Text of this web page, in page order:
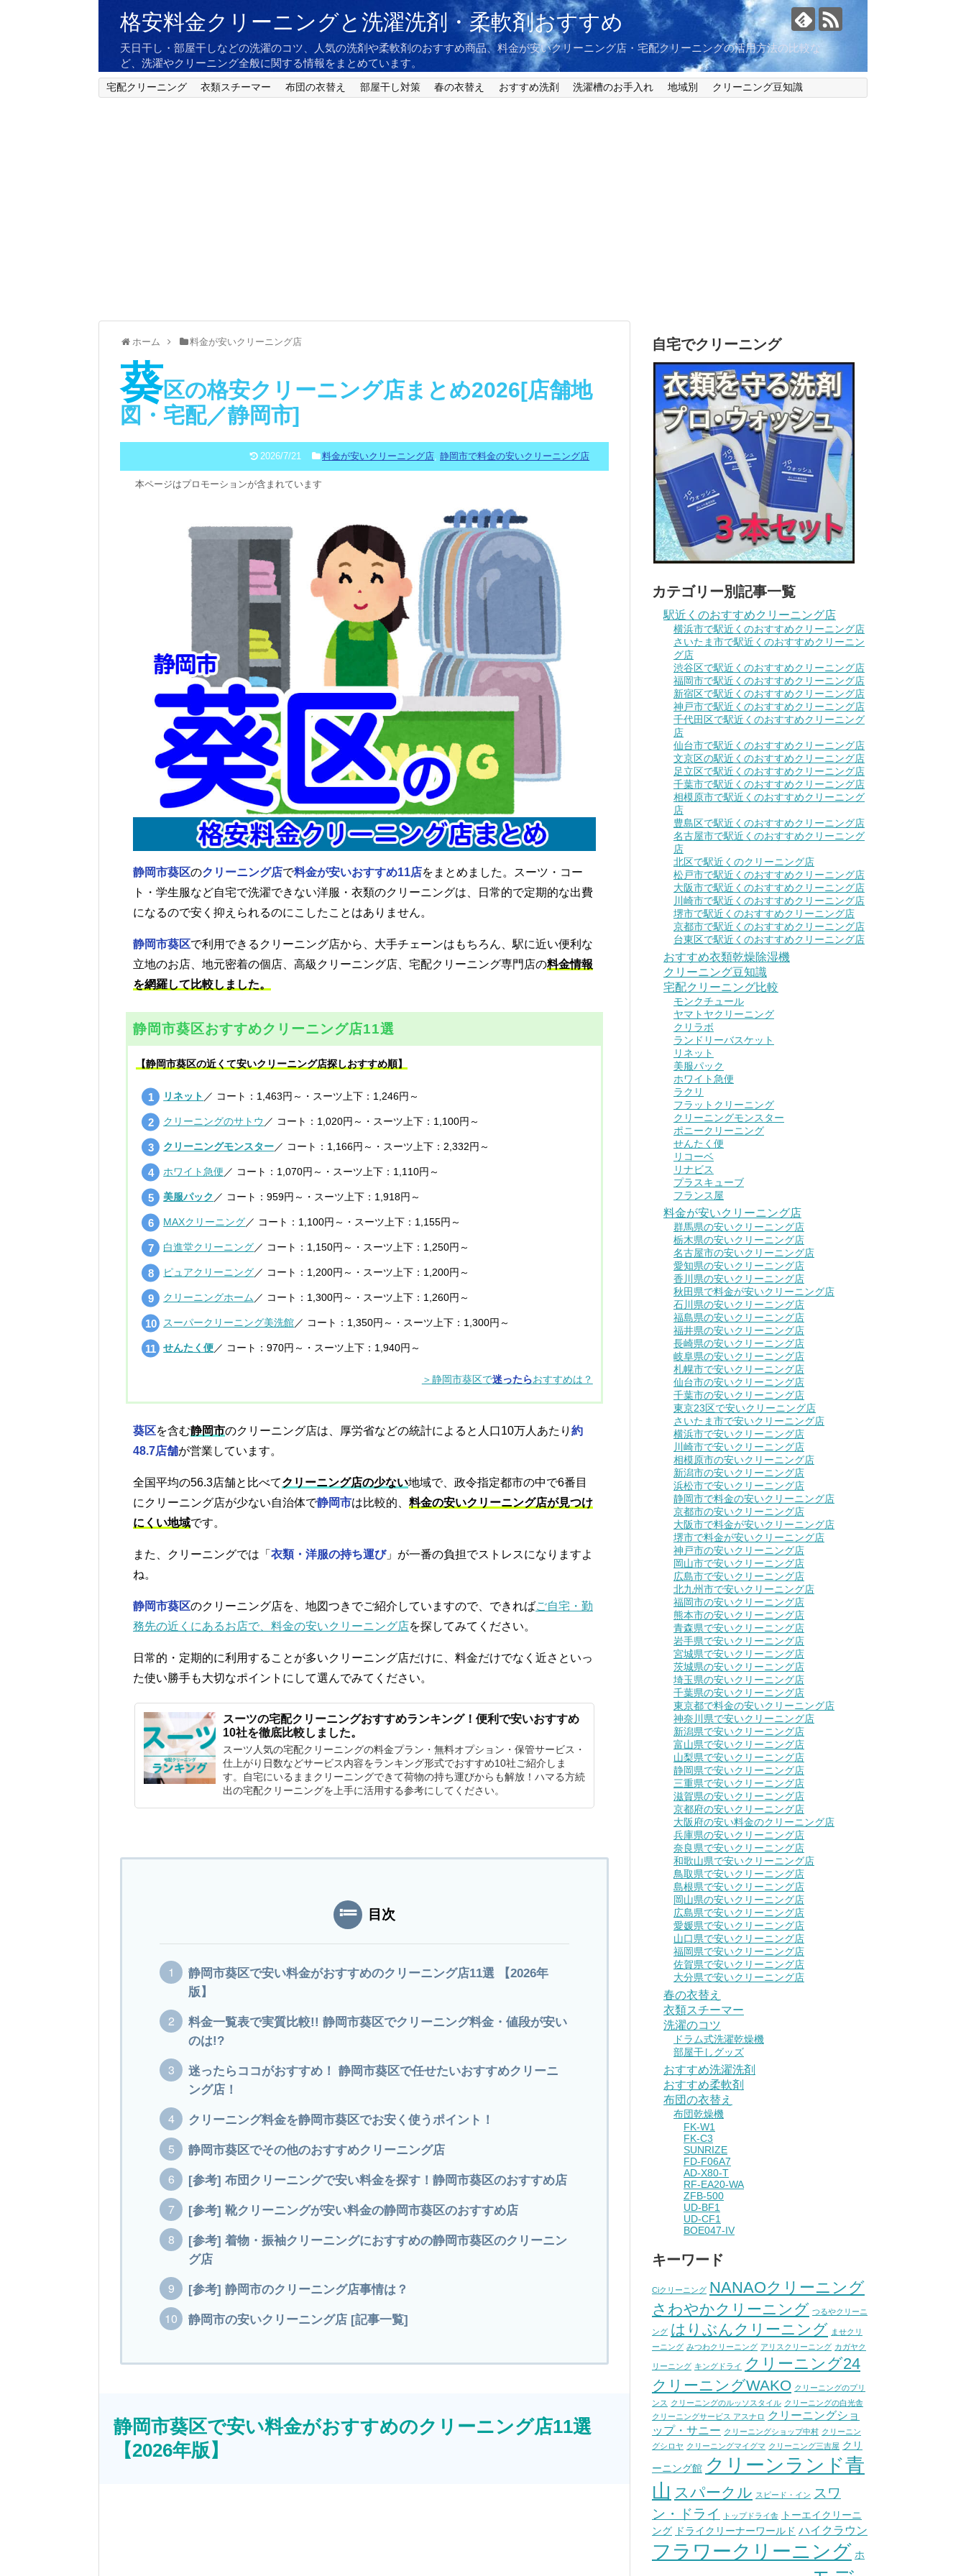
格安料金クリーニングと洗濯洗剤・柔軟剤おすすめ
天日干し・部屋干しなどの洗濯のコツ、人気の洗剤や柔軟剤のおすすめ商品、料金が安いクリーニング店・宅配クリーニングの活用方法の比較な
ど、洗濯やクリーニング全般に関する情報をまとめています。
宅配クリーニング 衣類スチーマー 布団の衣替え 部屋干し対策 春の衣替え おすすめ洗剤 洗濯槽のお手入れ 地域別 クリーニング豆知識
ホーム 料金が安いクリーニング店
葵区の格安クリーニング店まとめ2026[店舗地
図・宅配／静岡市]
2026/7/21 料金が安いクリーニング店,静岡市で料金の安いクリーニング店
本ページはプロモーションが含まれています
静岡市葵区のクリーニング店で料金が安いおすすめ11店をまとめました。スーツ・コー
ト・学生服など自宅で洗濯できない洋服・衣類のクリーニングは、日常的で定期的な出費
になるので安く抑えられるのにこしたことはありません。
静岡市葵区で利用できるクリーニング店から、大手チェーンはもちろん、駅に近い便利な
立地のお店、地元密着の個店、高級クリーニング店、宅配クリーニング専門店の料金情報
を網羅して比較しました。
静岡市葵区おすすめクリーニング店11選
【静岡市葵区の近くて安いクリーニング店探しおすすめ順】
リネット ／ コート：1,463円～・スーツ上下：1,246円～
クリーニングのサトウ ／ コート：1,020円～・スーツ上下：1,100円～
クリーニングモンスター／ コート：1,166円～・スーツ上下：2,332円～
ホワイト急便 ／ コート：1,070円～・スーツ上下：1,110円～
美服パック ／ コート：959円～・スーツ上下：1,918円～
MAXクリーニング／ コート：1,100円～・スーツ上下：1,155円～
白進堂クリーニング／ コート：1,150円～・スーツ上下：1,250円～
ピュアクリーニング／ コート：1,200円～・スーツ上下：1,200円～
クリーニングホーム ／ コート：1,300円～・スーツ上下：1,260円～
スーパークリーニング美洗館／ コート：1,350円～・スーツ上下：1,300円～
せんたく便／ コート：970円～・スーツ上下：1,940円～
＞静岡市葵区で迷ったらおすすめは？
葵区を含む静岡市のクリーニング店は、厚労省などの統計によると人口10万人あたり 約
48.7店舗が営業しています。
全国平均の56.3店舗と比べてクリーニング店の少ない地域で、政令指定都市の中で6番目
にクリーニング店が少ない自治体で静岡市は比較的、 料金の安いクリーニング店が見つけ
にくい地域です。
また、クリーニングでは「 衣類・洋服の持ち運び」が一番の負担でストレスになりますよ
ね。
静岡市葵区のクリーニング店を、地図つきでご紹介していますので、できればご自宅・勤
務先の近くにあるお店で、料金の安いクリーニング店を探してみてください。
日常的・定期的に利用することが多いクリーニング店だけに、料金だけでなく近さといっ
た使い勝手も大切なポイントにして選んでみてください。
スーツの宅配クリーニングおすすめランキング！便利で安いおすすめ
10社を徹底比較しました。
スーツ人気の宅配クリーニングの料金プラン・無料オプション・保管サービス・
仕上がり日数などサービス内容をランキング形式でおすすめ10社ご紹介しま
す。自宅にいるままクリーニングできて荷物の持ち運びからも解放！ハマる方続
出の宅配クリーニングを上手に活用する参考にしてください。
目次
静岡市葵区で安い料金がおすすめのクリーニング店11選 【2026年
版】
料金一覧表で実質比較!! 静岡市葵区でクリーニング料金・値段が安い
のは!?
迷ったらココがおすすめ！ 静岡市葵区で任せたいおすすめクリーニ
ング店！
クリーニング料金を静岡市葵区でお安く使うポイント！
静岡市葵区でその他のおすすめクリーニング店
[参考] 布団クリーニングで安い料金を探す！静岡市葵区のおすすめ店
[参考] 靴クリーニングが安い料金の静岡市葵区のおすすめ店
[参考] 着物・振袖クリーニングにおすすめの静岡市葵区のクリーニン
グ店
[参考] 静岡市のクリーニング店事情は？
静岡市の安いクリーニング店 [記事一覧]
静岡市葵区で安い料金がおすすめのクリーニング店11選
【2026年版】
自宅でクリーニング
カテゴリー別記事一覧
駅近くのおすすめクリーニング店
横浜市で駅近くのおすすめクリーニング店
さいたま市で駅近くのおすすめクリーニン
グ店
渋谷区で駅近くのおすすめクリーニング店
福岡市で駅近くのおすすめクリーニング店
新宿区で駅近くのおすすめクリーニング店
神戸市で駅近くのおすすめクリーニング店
千代田区で駅近くのおすすめクリーニング
店
仙台市で駅近くのおすすめクリーニング店
文京区の駅近くのおすすめクリーニング店
足立区で駅近くのおすすめクリーニング店
千葉市で駅近くのおすすめクリーニング店
相模原市で駅近くのおすすめクリーニング
店
豊島区で駅近くのおすすめクリーニング店
名古屋市で駅近くのおすすめクリーニング
店
北区で駅近くのクリーニング店
松戸市で駅近くのおすすめクリーニング店
大阪市で駅近くのおすすめクリーニング店
川崎市で駅近くのおすすめクリーニング店
堺市で駅近くのおすすめクリーニング店
京都市で駅近くのおすすめクリーニング店
台東区で駅近くのおすすめクリーニング店
おすすめ衣類乾燥除湿機
クリーニング豆知識
宅配クリーニング比較
モンクチュール
ヤマトヤクリーニング
クリラボ
ランドリーバスケット
リネット
美服パック
ホワイト急便
ラクリ
フラットクリーニング
クリーニングモンスター
ポニークリーニング
せんたく便
リコーベ
リナビス
プラスキューブ
フランス屋
料金が安いクリーニング店
群馬県の安いクリーニング店
栃木県の安いクリーニング店
名古屋市の安いクリーニング店
愛知県の安いクリーニング店
香川県の安いクリーニング店
秋田県で料金が安いクリーニング店
石川県の安いクリーニング店
福島県の安いクリーニング店
福井県の安いクリーニング店
長崎県の安いクリーニング店
岐阜県の安いクリーニング店
札幌市で安いクリーニング店
仙台市の安いクリーニング店
千葉市の安いクリーニング店
東京23区で安いクリーニング店
さいたま市で安いクリーニング店
横浜市で安いクリーニング店
川崎市で安いクリーニング店
相模原市の安いクリーニング店
新潟市の安いクリーニング店
浜松市で安いクリーニング店
静岡市で料金の安いクリーニング店
京都市の安いクリーニング店
大阪市で料金が安いクリーニング店
堺市で料金が安いクリーニング店
神戸市の安いクリーニング店
岡山市で安いクリーニング店
広島市で安いクリーニング店
北九州市で安いクリーニング店
福岡市の安いクリーニング店
熊本市の安いクリーニング店
青森県で安いクリーニング店
岩手県で安いクリーニング店
宮城県で安いクリーニング店
茨城県の安いクリーニング店
埼玉県の安いクリーニング店
千葉県の安いクリーニング店
東京都で料金の安いクリーニング店
神奈川県で安いクリーニング店
新潟県で安いクリーニング店
富山県で安いクリーニング店
山梨県で安いクリーニング店
静岡県で安いクリーニング店
三重県で安いクリーニング店
滋賀県の安いクリーニング店
京都府の安いクリーニング店
大阪府の安い料金のクリーニング店
兵庫県の安いクリーニング店
奈良県で安いクリーニング店
和歌山県で安いクリーニング店
鳥取県で安いクリーニング店
島根県で安いクリーニング店
岡山県の安いクリーニング店
広島県で安いクリーニング店
愛媛県で安いクリーニング店
山口県で安いクリーニング店
福岡県で安いクリーニング店
佐賀県で安いクリーニング店
大分県で安いクリーニング店
春の衣替え
衣類スチーマー
洗濯のコツ
ドラム式洗濯乾燥機
部屋干しグッズ
おすすめ洗濯洗剤
おすすめ柔軟剤
布団の衣替え
布団乾燥機
FK-W1
FK-C3
SUNRIZE
FD-F06A7
AD-X80-T
RF-EA20-WA
ZFB-500
UD-BF1
UD-CF1
BOE047-IV
キーワード
Ciクリーニング NANAOクリーニング
さわやかクリーニング つるやクリーニ
ング はりぶんクリーニング ませクリ
ーニング みつわクリーニング アリスクリーニング カガヤク
リーニング キングドライ クリーニング24
クリーニングWAKO クリーニングのプリ
ンス クリーニングのルッソスタイル クリーニングの白光舎
クリーニングサービス アスナロ
クリーニングショ
ップ・サニー クリーニングショップ中村 クリーニン
グシロヤ クリーニングマイグマ クリーニング三吉屋 クリ
ーニング館 クリーンランド青
山 スパークル スピード・イン スワ
ン・ドライ
トップドライ舎
トーエイクリーニ
ング ドライクリーナーワールド ハイクラウン
フラワークリーニング ホ